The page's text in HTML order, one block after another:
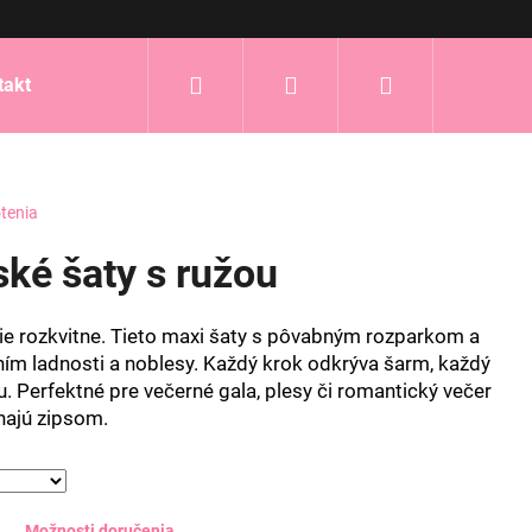
Prihlásenie
šaty s ružou
rozkvitne. Tieto maxi šaty s pôvabným rozparkom a
ladnosti a noblesy. Každý krok odkrýva šarm, každý
Perfektné pre večerné gala, plesy či romantický večer
zipsom.